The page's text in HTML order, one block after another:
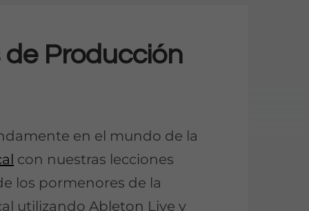
de Producción
en el mundo de la
con nuestras lecciones
los pormenores de la
utilizando Ableton Live y